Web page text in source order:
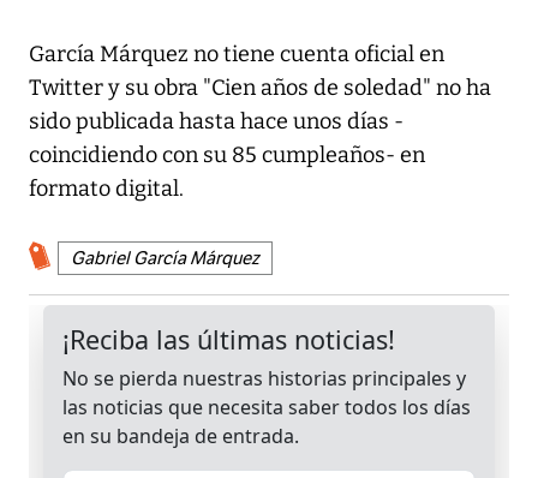
García Márquez no tiene cuenta oficial en
Twitter y su obra "Cien años de soledad" no ha
sido publicada hasta hace unos días -
coincidiendo con su 85 cumpleaños- en
formato digital.
Gabriel García Márquez